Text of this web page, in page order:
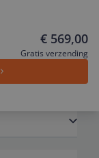
€ 569,00
Gratis verzending